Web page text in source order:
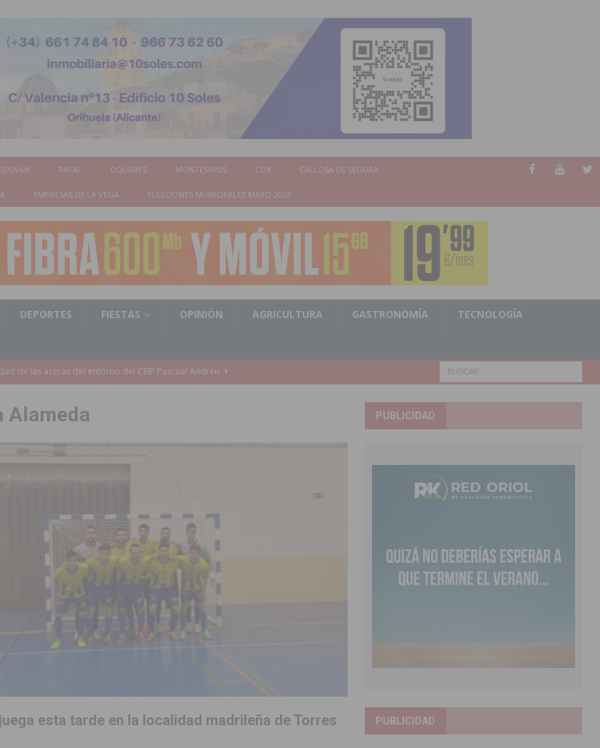
RAFAL DOLORES MONTESINOS COX CALLOSA DE SEGURA
EMPRESAS DE LA VEGA ELECCIONES MUNICIPALES MAYO 2023
DEPORTES FIESTAS OPINIÓN AGRICULTURA GASTRONOMÍA TECNOLOGÍA
de las aceras del entorno del CEIP Pascual Andreu
2 de Catral dentro del Plan Edificant
en el robo de vehículos de alta gama mediante la
55 personas desempleadas a través de seis programas
e inundaciones por el estado de sus barrancos
95, clave para Torrevieja
TORREVIEJA
2026
COMARCA
2026
BIGASTRO
de Ciudad Quesada 2026
Orihuela ‘sin mejoras ni bonificaciones’
Alameda
esta tarde en la localidad madrileña de Torres
PUBLICIDAD
PUBLICIDAD